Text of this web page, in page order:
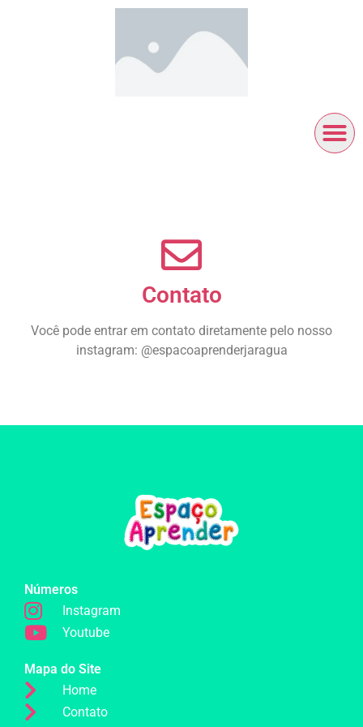
Contato
Você pode entrar em contato diretamente pelo nosso
instagram: @espacoaprenderjaragua
Números
Instagram
Youtube
Mapa do Site
Home
Contato